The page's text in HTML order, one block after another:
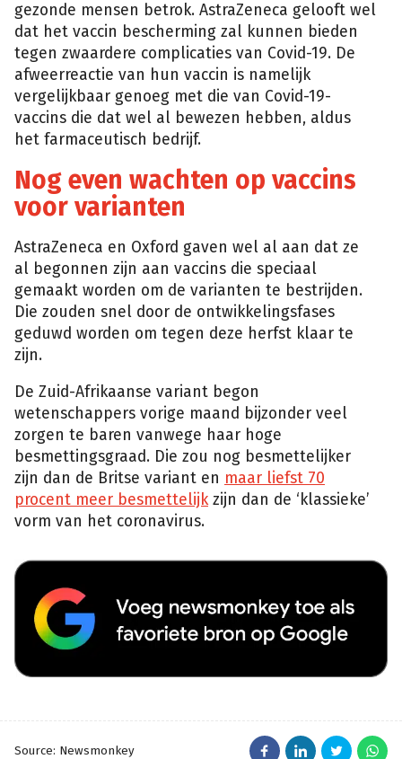
gezonde mensen betrok. AstraZeneca gelooft wel
dat het vaccin bescherming zal kunnen bieden
tegen zwaardere complicaties van Covid-19. De
afweerreactie van hun vaccin is namelijk
vergelijkbaar genoeg met die van Covid-19-
vaccins die dat wel al bewezen hebben, aldus
het farmaceutisch bedrijf.
Nog even wachten op vaccins
voor varianten
AstraZeneca en Oxford gaven wel al aan dat ze
al begonnen zijn aan vaccins die speciaal
gemaakt worden om de varianten te bestrijden.
Die zouden snel door de ontwikkelingsfases
geduwd worden om tegen deze herfst klaar te
zijn.
De Zuid-Afrikaanse variant begon
wetenschappers vorige maand bijzonder veel
zorgen te baren vanwege haar hoge
besmettingsgraad. Die zou nog besmettelijker
zijn dan de Britse variant en maar liefst 70
procent meer besmettelijkzijn dan de ‘klassieke’
vorm van het coronavirus.
Source: Newsmonkey